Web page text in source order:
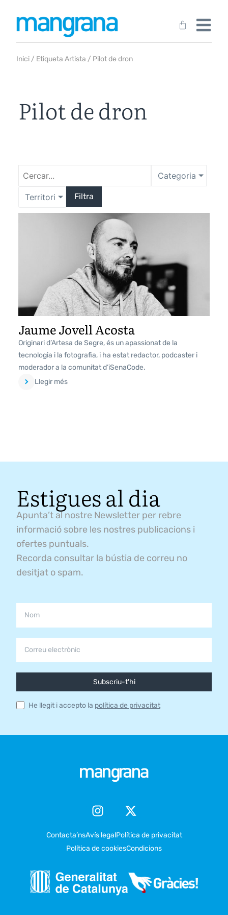
Inici / Etiqueta Artista / Pilot de dron
Pilot de dron
Categoria
Territori Filtra
Jaume Jovell Acosta
Originari d’Artesa de Segre, és un apassionat de la
tecnologia i la fotografia, i ha estat redactor, podcaster i
moderador a la comunitat d’iSenaCode.
Llegir més
Estigues al dia
Apunta’t al nostre Newsletter per rebre
informació sobre les nostres publicacions i
ofertes puntuals.
Recorda consultar la bústia de correu no
desitjat o spam.
Subscriu-t'hi
He llegit i accepto la política de privacitat
Contacta’nsAvís legalPolítica de privacitat
Política de cookiesCondicions